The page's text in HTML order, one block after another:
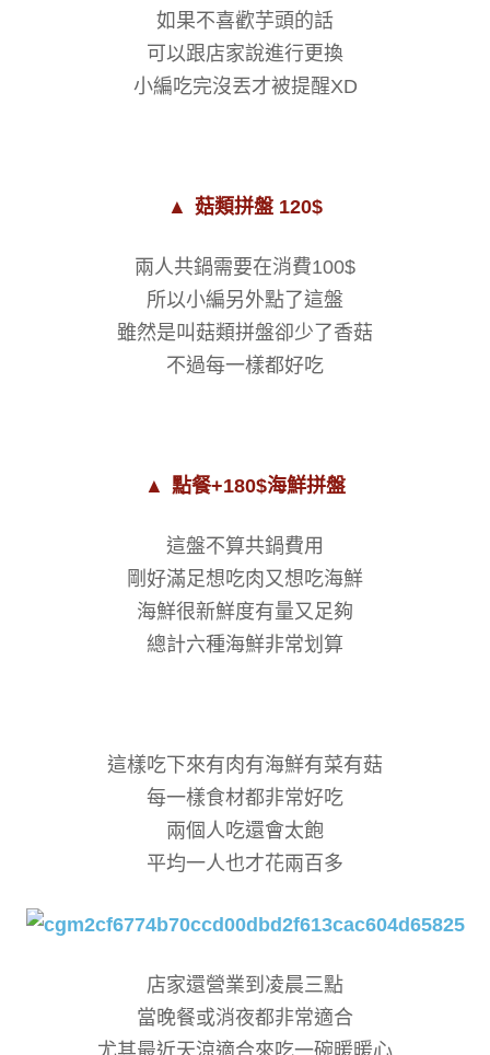
如果不喜歡芋頭的話
可以跟店家說進行更換
小編吃完沒丟才被提醒XD
▲ 菇類拼盤 120$
兩人共鍋需要在消費100$
所以小編另外點了這盤
雖然是叫菇類拼盤卻少了香菇
不過每一樣都好吃
▲ 點餐+180$海鮮拼盤
這盤不算共鍋費用
剛好滿足想吃肉又想吃海鮮
海鮮很新鮮度有量又足夠
總計六種海鮮非常划算
這樣吃下來有肉有海鮮有菜有菇
每一樣食材都非常好吃
兩個人吃還會太飽
平均一人也才花兩百多
店家還營業到凌晨三點
當晚餐或消夜都非常適合
尤其最近天涼適合來吃一碗暖暖心